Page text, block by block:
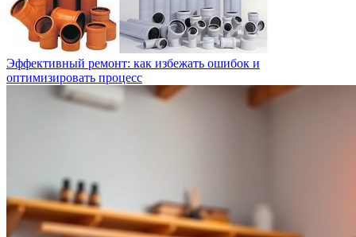
Эффективный ремонт: как избежать ошибок и
оптимизировать процесс